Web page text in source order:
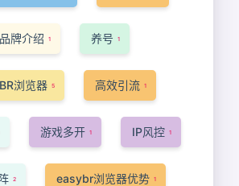
品牌介绍 1 养号 1
浏览器 5 高效引流 1
游戏多开 1 IP风控 1
2 easybr浏览器优势 1